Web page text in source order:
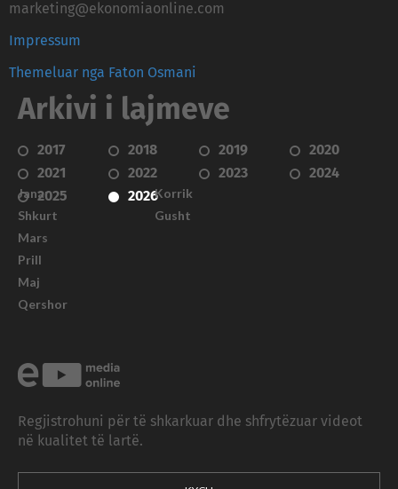
marketing@ekonomiaonline.com
Impressum
Themeluar nga Faton Osmani
Arkivi i lajmeve
2017 2018 2019
2020
2021
2022 2023
2024
2025
2026
Janar
Shkurt
Mars
Prill
Maj
Qershor
Korrik
Gusht
Regjistrohuni për të shkarkuar dhe shfrytëzuar videot
në kualitet të lartë.